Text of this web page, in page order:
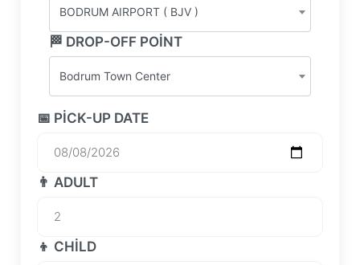
BODRUM AIRPORT ( BJV )
🏁 DROP-OFF POINT
Bodrum Town Center
📅 PICK-UP DATE
👨 ADULT
👦 CHILD